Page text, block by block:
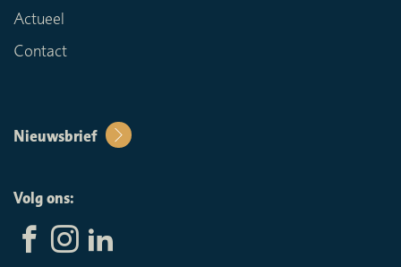
Actueel
Contact
Nieuwsbrief
Volg ons: